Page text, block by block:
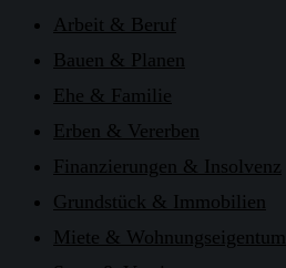
Arbeit & Beruf
Bauen & Planen
Ehe & Familie
Erben & Vererben
Finanzierungen & Insolvenz
Grundstück & Immobilien
Miete & Wohnungseigentum